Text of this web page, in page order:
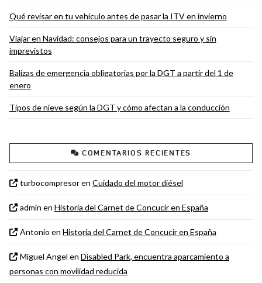
Qué revisar en tu vehículo antes de pasar la ITV en invierno
Viajar en Navidad: consejos para un trayecto seguro y sin
imprevistos
Balizas de emergencia obligatorias por la DGT a partir del 1 de
enero
Tipos de nieve según la DGT y cómo afectan a la conducción
COMENTARIOS RECIENTES
turbocompresoren Cuidado del motor diésel
admin en Historia del Carnet de Concucir en España
Antonio en Historia del Carnet de Concucir en España
Miguel Angel en Disabled Park, encuentra aparcamiento a
personas con movilidad reducida